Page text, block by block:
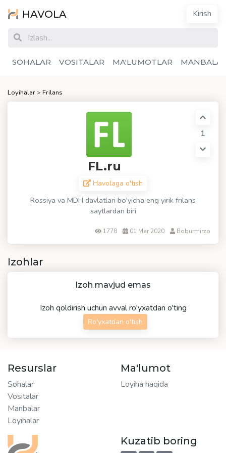
HAVOLA Kirish
SOHALAR VOSITALAR MA'LUMOTLAR
Loyihalar> Frilans
FL.ru
Havolaga o'tish
Rossiya va MDH davlatlari bo'yicha eng yirik frilans
saytlardan biri
1
1778 01 Mar 2020 Boburmirzo
Izohlar
Izoh mavjud emas
Izoh qoldirish uchun avval ro'yxatdan o'ting
Ro'yxatdan o'tish
Resurslar
Sohalar
Vositalar
Manbalar
Loyihalar
Ma'lumot
Loyiha haqida
Kuzatib boring